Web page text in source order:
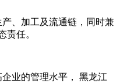
、加工及流通链，同时兼
责任。
业的管理水平， 黑龙江